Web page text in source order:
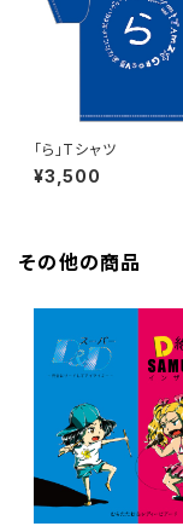
「ら」Tシャツ
¥3,500
その他の商品